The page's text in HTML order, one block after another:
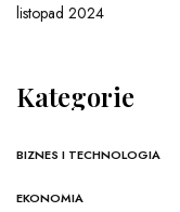
listopad 2024
Kategorie
BIZNES I TECHNOLOGIA
EKONOMIA